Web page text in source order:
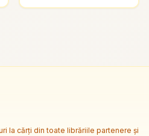
la cărți din toate librăriile partenere și